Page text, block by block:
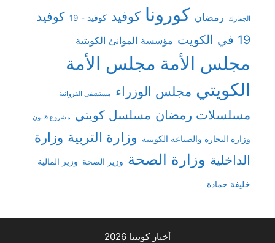
الجمارك رمضان كورونا كوفيد كوفيد - 19
كوفيد
19 في الكويت
مؤسسة الموانئ الكويتية
مجلس الأمة مجلس الأمة
الكويتي مجلس الوزراء مستشفى الفروانية
مسلسلات رمضان مسلسل كويتي مشروع قانون
وزارة التجارة والصناعة الكويتية وزارة التربية وزارة
الداخلية وزارة الصحة وزير الصحة وزير المالية
خليفة حمادة
أخبار كويتنا 2026